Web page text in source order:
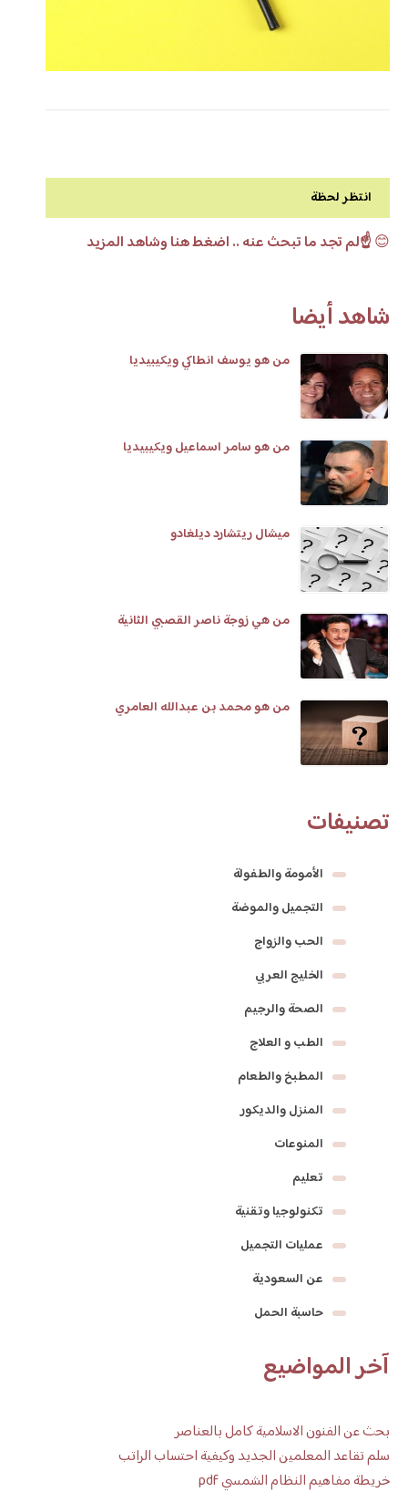
انتظر لحظة
😊☝️لم تجد ما تبحث عنه .. اضغط هنا وشاهد المزيد
شاهد أيضا
من هو يوسف انطاكي ويكيبيديا
من هو سامر اسماعيل ويكيبيديا
ميشال ريتشارد ديلغادو
من هي زوجة ناصر القصبي الثانية
من هو محمد بن عبدالله العامري
تصنيفات
الأمومة والطفولة
التجميل والموضة
الحب والزواج
الخليج العربي
الصحة والرجيم
الطب و العلاج
المطبخ والطعام
المنزل والديكور
المنوعات
تعليم
تكنولوجيا وتقنية
عمليات التجميل
عن السعودية
حاسبة الحمل
آخر المواضيع
بحث عن الفنون الاسلامية كامل بالعناصر
سلم تقاعد المعلمين الجديد وكيفية احتساب الراتب
خريطة مفاهيم النظام الشمسي pdf